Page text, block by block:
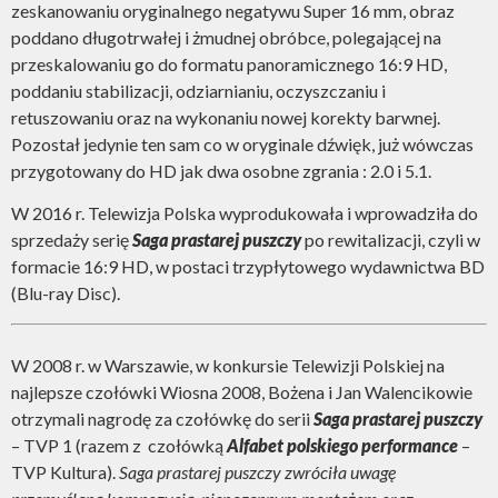
zeskanowaniu oryginalnego negatywu Super 16 mm, obraz
poddano długotrwałej i żmudnej obróbce, polegającej na
przeskalowaniu go do formatu panoramicznego 16:9 HD,
poddaniu stabilizacji, odziarnianiu, oczyszczaniu i
retuszowaniu oraz na wykonaniu nowej korekty barwnej.
Pozostał jedynie ten sam co w oryginale dźwięk, już wówczas
przygotowany do HD jak dwa osobne zgrania : 2.0 i 5.1.
W 2016 r. Telewizja Polska wyprodukowała i wprowadziła do
sprzedaży serięSaga prastarej puszczypo rewitalizacji, czyli w
formacie 16:9 HD, w postaci trzypłytowego wydawnictwa BD
(Blu-ray Disc).
W 2008 r. w Warszawie, w konkursie Telewizji Polskiej na
najlepsze czołówki Wiosna 2008, Bożena i Jan Walencikowie
otrzymali nagrodę za czołówkę do seriiSaga prastarej puszczy
– TVP 1 (razem z czołówkąAlfabet polskiego performance –
TVP Kultura). Saga prastarej puszczy zwróciła uwagę